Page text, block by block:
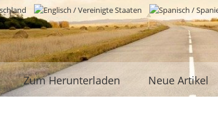
Zum Herunterladen Neue Artikel